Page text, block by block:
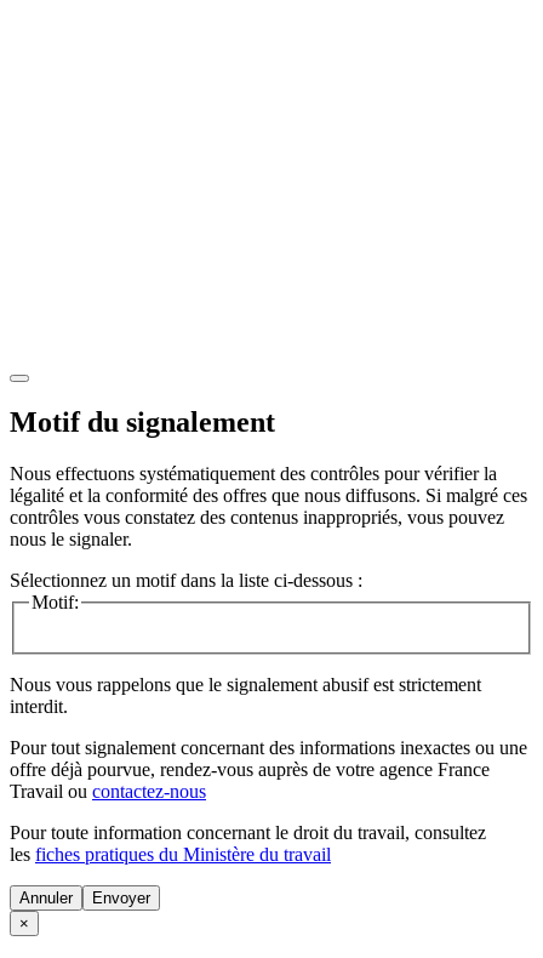
Motif du signalement
Nous effectuons systématiquement des contrôles pour vérifier la
légalité et la conformité des offres que nous diffusons. Si malgré ces
contrôles vous constatez des contenus inappropriés, vous pouvez
nous le signaler.
Sélectionnez un motif dans la liste ci-dessous :
Motif:
Nous vous rappelons que le signalement abusif est strictement
interdit.
Pour tout signalement concernant des informations inexactes ou une
offre déjà pourvue, rendez-vous auprès de votre agence France
Travail ou contactez-nous
Pour toute information concernant le droit du travail, consultez
les fiches pratiques du Ministère du travail
Annuler
×